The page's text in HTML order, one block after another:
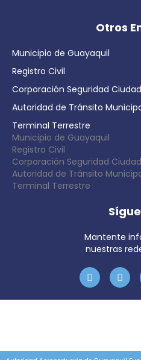
Otros
Municipio de Guayaquil
Registro Civil
Corporación Seguridad
Autoridad de Tránsito
Terminal Terrestre
Municipio de Guayaquil
Registro Civil
Corporación Seguridad
Autoridad de Tránsito
Terminal Terrestre
Mantente
nuestras